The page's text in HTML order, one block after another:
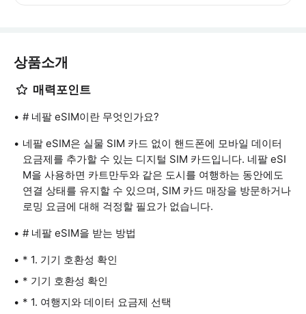
상품소개
매력포인트
# 네팔 eSIM이란 무엇인가요?
네팔 eSIM은 실물 SIM 카드 없이 핸드폰에 모바일 데이터
요금제를 추가할 수 있는 디지털 SIM 카드입니다. 네팔 eSI
M을 사용하면 카트만두와 같은 도시를 여행하는 동안에도
연결 상태를 유지할 수 있으며, SIM 카드 매장을 방문하거나
로밍 요금에 대해 걱정할 필요가 없습니다.
# 네팔 eSIM을 받는 방법
* 1. 기기 호환성 확인
* 기기 호환성 확인
* 1. 여행지와 데이터 요금제 선택